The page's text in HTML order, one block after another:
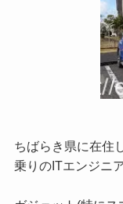
ちばらき県に在住
乗りのITエンジニ